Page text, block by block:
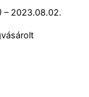
– 2023.08.02.